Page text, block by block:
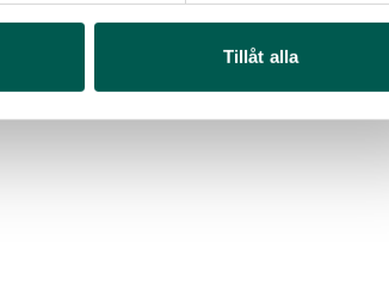
Tillåt alla
I 14-24
Artikelnr:DO0161
4 610kr
4 090kr